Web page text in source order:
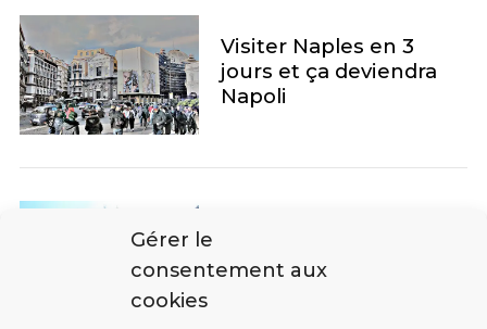
Gérer le
consentement aux
cookies
Visiter Naples en 3
jours et ça deviendra
Napoli
pied de l’Etna